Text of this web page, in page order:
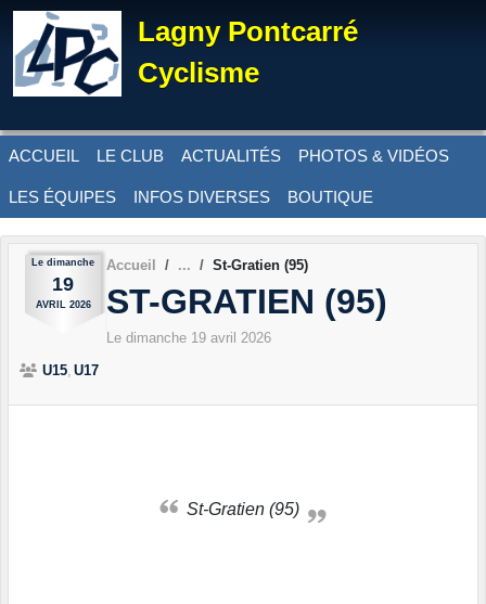
Lagny Pontcarré
Cyclisme
ACCUEIL LE CLUB ACTUALITÉS PHOTOS & VIDÉOS
LES ÉQUIPES INFOS DIVERSES BOUTIQUE
Le dimanche
19
AVRIL 2026
Accueil St-Gratien (95)
ST-GRATIEN (95)
Le dimanche 19 avril 2026
U15 U17
St-Gratien (95)
Panneau de gestion des cookies